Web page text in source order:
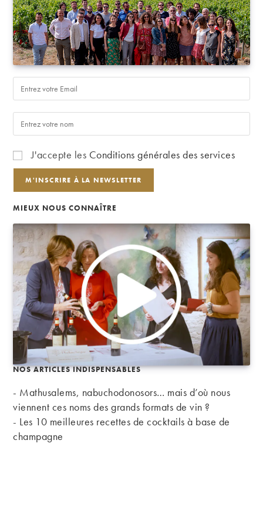
J'accepte les Conditions générales des services
MIEUX NOUS CONNAÎTRE
NOS ARTICLES INDISPENSABLES
- Mathusalems, nabuchodonosors… mais d’où nous
viennent ces noms des grands formats de vin ?
- Les 10 meilleures recettes de cocktails à base de
champagne